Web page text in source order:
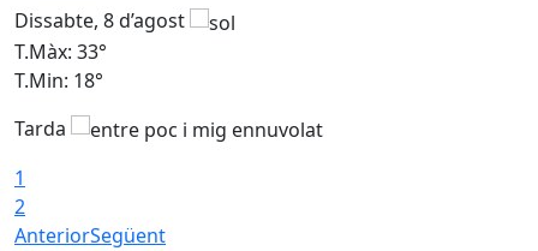
Dissabte, 8 d’agost
T.Màx: 33°
T.Min: 18°
Tarda
1
2
AnteriorSegüent